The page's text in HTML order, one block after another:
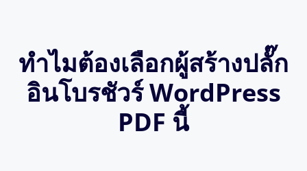
ทำไมต้องเลือกผู้สร้างปลั๊ก
อินโบรชัวร์ WordPress
PDF นี้